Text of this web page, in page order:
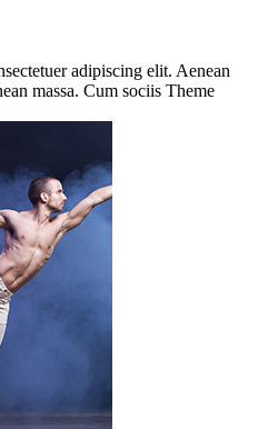
adipiscing elit. Aenean
massa. Cum sociis Theme